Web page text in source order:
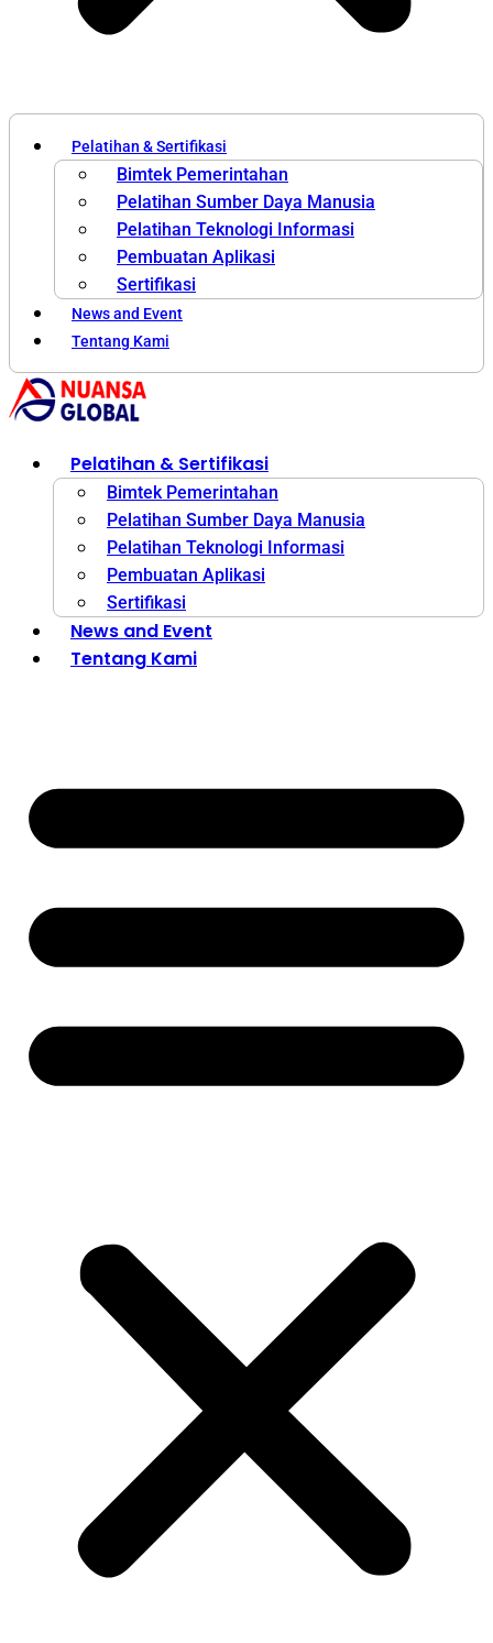
Pelatihan & Sertifikasi
Bimtek Pemerintahan
Pelatihan Sumber Daya Manusia
Pelatihan Teknologi Informasi
Pembuatan Aplikasi
Sertifikasi
News and Event
Tentang Kami
Pelatihan & Sertifikasi
Bimtek Pemerintahan
Pelatihan Sumber Daya Manusia
Pelatihan Teknologi Informasi
Pembuatan Aplikasi
Sertifikasi
News and Event
Tentang Kami